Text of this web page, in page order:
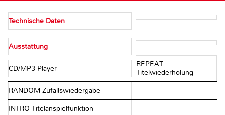
Technische Daten
Ausstattung
CD/MP3-Player
REPEAT
Titelwiederholung
RANDOM Zufallswiedergabe
INTRO Titelanspielfunktion